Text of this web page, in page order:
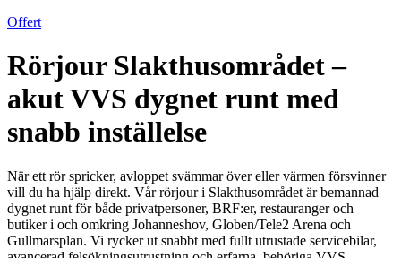
Offert
Rörjour Slakthusområdet –
akut VVS dygnet runt med
snabb inställelse
När ett rör spricker, avloppet svämmar över eller värmen försvinner
vill du ha hjälp direkt. Vår rörjour i Slakthusområdet är bemannad
dygnet runt för både privatpersoner, BRF:er, restauranger och
butiker i och omkring Johanneshov, Globen/Tele2 Arena och
Gullmarsplan. Vi rycker ut snabbt med fullt utrustade servicebilar,